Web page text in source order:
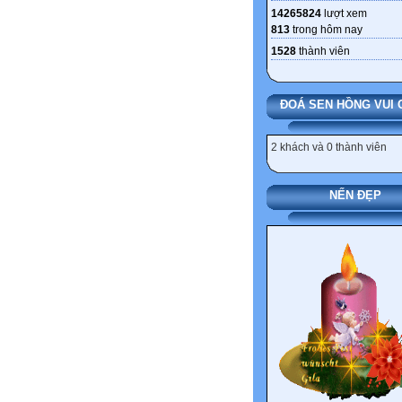
14265824 lượt xem
813 trong hôm nay
1528 thành viên
ĐOÁ SEN HỒNG VUI
2 khách và 0 thành viên
NẾN ĐẸP